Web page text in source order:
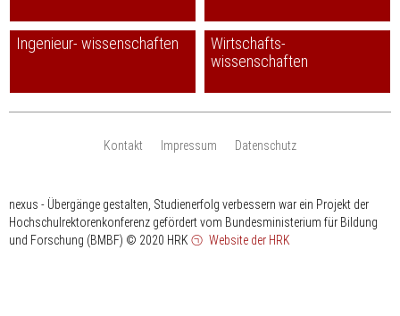
Ingenieur- wissenschaften
Wirtschafts-
wissenschaften
Kontakt Impressum Datenschutz
nexus - Übergänge gestalten, Studienerfolg verbessern war ein Projekt der
Hochschulrektorenkonferenz gefördert vom Bundesministerium für Bildung
und Forschung (BMBF) © 2020 HRK Website der HRK